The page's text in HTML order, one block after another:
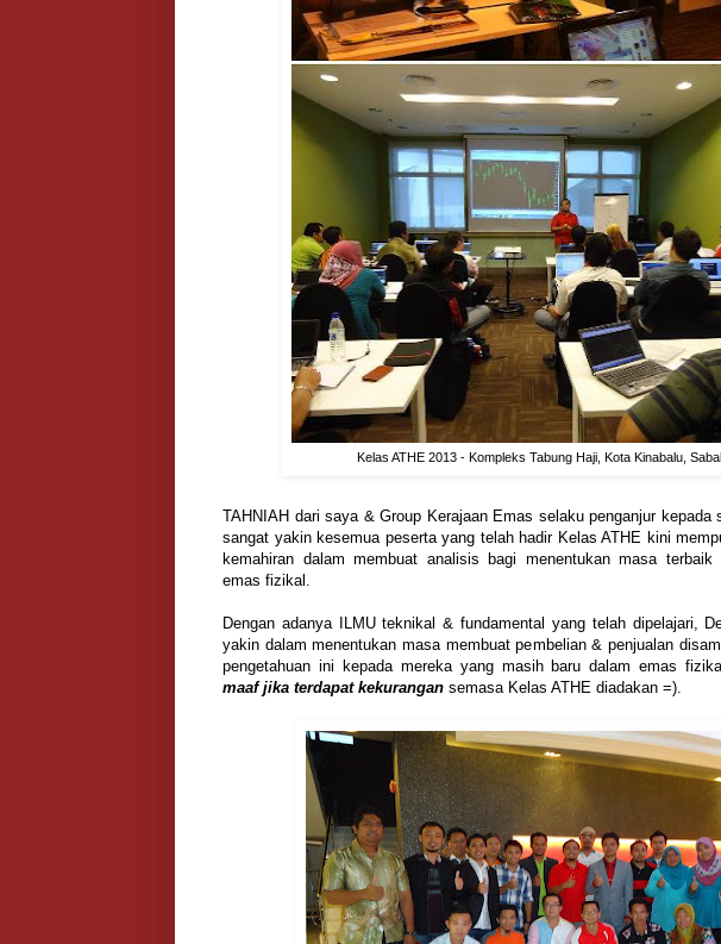
Kelas ATHE 2013 - Kompleks Tabung Haji, Kota Kinabalu,
TAHNIAH dari saya & Group Kerajaan Emas selaku penganjur kepada
sangat yakin kesemua peserta yang telah hadir Kelas ATHE kini
kemahiran dalam membuat analisis bagi menentukan masa terbaik
emas fizikal.
Dengan adanya ILMU teknikal & fundamental yang telah dipelajari,
yakin dalam menentukan masa membuat pembelian & penjualan
pengetahuan ini kepada mereka yang masih baru dalam emas
maaf jika terdapat kekurangan semasa Kelas ATHE diadakan =).